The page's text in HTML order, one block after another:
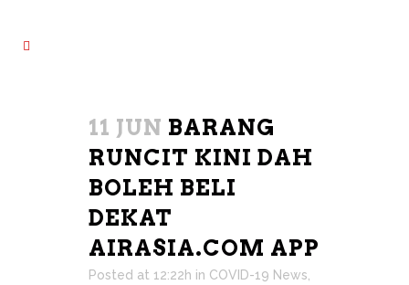
11 JUN BARANG
RUNCIT KINI DAH
BOLEH BELI
DEKAT
AIRASIA.COM APP
Posted at 12:22h in COVID-19 News